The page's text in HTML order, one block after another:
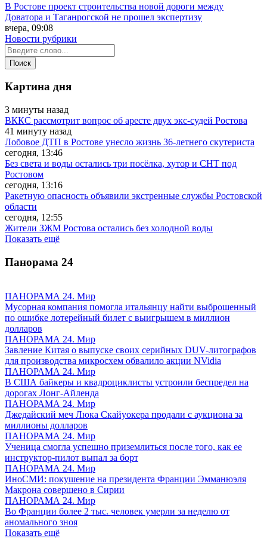
В Ростове проект строительства новой дороги между
Доватора и Таганрогской не прошел экспертизу
вчера, 09:08
Новости рубрики
Картина дня
3 минуты назад
ВККС рассмотрит вопрос об аресте двух экс-судей Ростова
41 минуту назад
Лобовое ДТП в Ростове унесло жизнь 36-летнего скутериста
сегодня, 13:46
Без света и воды остались три посёлка, хутор и СНТ под
Ростовом
сегодня, 13:16
Ракетную опасность объявили экстренные службы Ростовской
области
сегодня, 12:55
Жители ЗЖМ Ростова остались без холодной воды
Показать ещё
Панорама 24
ПАНОРАМА 24. Мир
Мусорная компания помогла итальянцу найти выброшенный
по ошибке лотерейный билет с выигрышем в миллион
долларов
ПАНОРАМА 24. Мир
Завление Китая о выпуске своих серийных DUV-литографов
для производства микросхем обвалило акции NVidia
ПАНОРАМА 24. Мир
В США байкеры и квадроциклисты устроили беспредел на
дорогах Лонг-Айленда
ПАНОРАМА 24. Мир
Джедайский меч Люка Скайуокера продали с аукциона за
миллионы долларов
ПАНОРАМА 24. Мир
Ученица смогла успешно приземлиться после того, как ее
инструктор-пилот выпал за борт
ПАНОРАМА 24. Мир
ИноСМИ: покушение на президента Франции Эмманюэля
Макрона совершено в Сирии
ПАНОРАМА 24. Мир
Во Франции более 2 тыс. человек умерли за неделю от
аномального зноя
Показать ещё